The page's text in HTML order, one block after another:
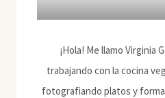
¡Hola! Me llamo Virginia
trabajando con la cocina
fotografiando platos y